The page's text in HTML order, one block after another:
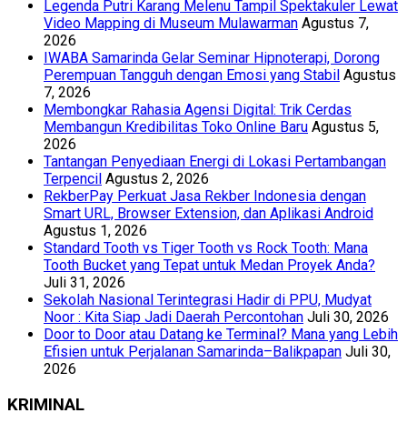
Legenda Putri Karang Melenu Tampil Spektakuler Lewat
Video Mapping di Museum Mulawarman Agustus 7,
2026
IWABA Samarinda Gelar Seminar Hipnoterapi, Dorong
Perempuan Tangguh dengan Emosi yang Stabil Agustus
7, 2026
Membongkar Rahasia Agensi Digital: Trik Cerdas
Membangun Kredibilitas Toko Online Baru Agustus 5,
2026
Tantangan Penyediaan Energi di Lokasi Pertambangan
Terpencil Agustus 2, 2026
RekberPay Perkuat Jasa Rekber Indonesia dengan
Smart URL, Browser Extension, dan Aplikasi Android
Agustus 1, 2026
Standard Tooth vs Tiger Tooth vs Rock Tooth: Mana
Tooth Bucket yang Tepat untuk Medan Proyek Anda?
Juli 31, 2026
Sekolah Nasional Terintegrasi Hadir di PPU, Mudyat
Noor : Kita Siap Jadi Daerah Percontohan Juli 30, 2026
Door to Door atau Datang ke Terminal? Mana yang Lebih
Efisien untuk Perjalanan Samarinda–Balikpapan Juli 30,
2026
KRIMINAL